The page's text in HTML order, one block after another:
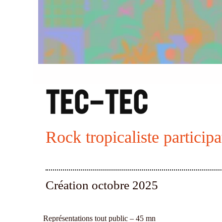
Rock tropicaliste
Création octobre 2025
Représentations tout public – 45 mn